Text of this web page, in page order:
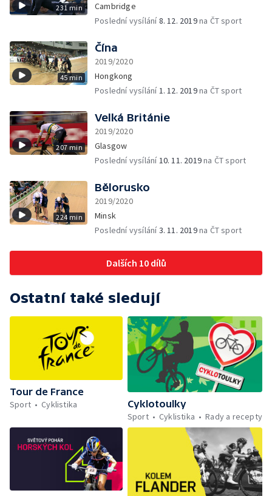
231 min
Cambridge
Poslední vysílání8. 12. 2019na ČT sport
45 min
Čína
2019/2020
Hongkong
Poslední vysílání1. 12. 2019na ČT sport
207 min
Velká Británie
2019/2020
Glasgow
Poslední vysílání10. 11. 2019na ČT sport
224 min
Bělorusko
2019/2020
Minsk
Poslední vysílání3. 11. 2019na ČT sport
Dalších 10 dílů
Ostatní také sledují
Tour de France
Sport
Cyklistika
Cyklotoulky
Sport
Cyklistika Rady a recepty